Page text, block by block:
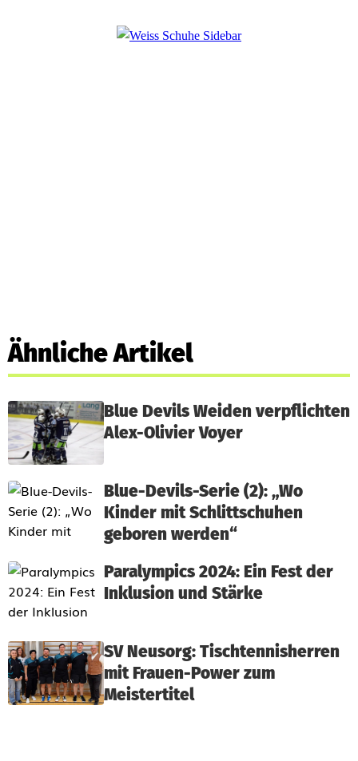
Ähnliche Artikel
Blue Devils Weiden verpflichten
Alex-Olivier Voyer
Blue-Devils-Serie (2): „Wo
Kinder mit Schlittschuhen
geboren werden“
Paralympics 2024: Ein Fest der
Inklusion und Stärke
SV Neusorg: Tischtennisherren
mit Frauen-Power zum
Meistertitel